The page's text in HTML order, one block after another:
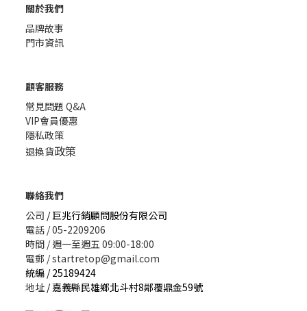
關於我們
品牌故事
門市資訊
顧客服務
常見問題 Q&A
VIP會員優惠
隱私政策
退換貨政策
聯絡我們
公司 / 巨兆行銷顧問股份有限公司
電話 / 05-2209206
時間 / 週一至週五 09:00-18:00
電郵 / startretop@gmail.com
統編 / 25189424
地址 / 嘉義縣民雄鄉北斗村8鄰覆鼎金59號